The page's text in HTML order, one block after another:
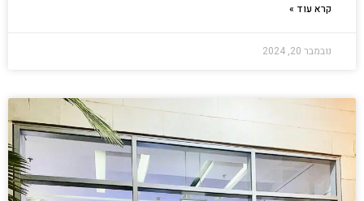
קרא עוד »
נובמבר 20, 2024